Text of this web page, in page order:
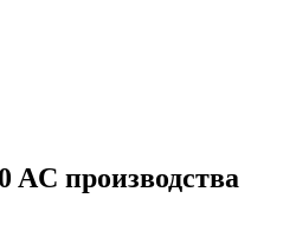
AC производства